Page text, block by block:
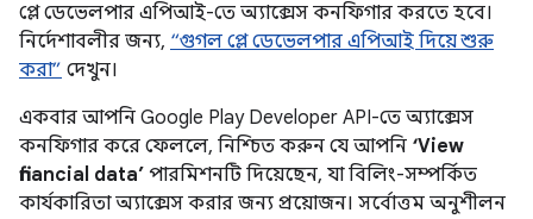
প্লে ডেভেলপার এপিআই-তে অ্যাক্সেস কনফিগার করতে হবে।
নির্দেশাবলীর জন্য, “গুগল প্লে ডেভেলপার এপিআই দিয়ে শুরু
করা” দেখুন।
একবার আপনি Google Play Developer API-তে অ্যাক্সেস
কনফিগার করে ফেললে, নিশ্চিত করুন যে আপনি ‘View
financial data’ পারমিশনটি দিয়েছেন, যা বিলিং-সম্পর্কিত
কার্যকারিতা অ্যাক্সেস করার জন্য প্রয়োজন। সর্বোত্তম অনুশীলন